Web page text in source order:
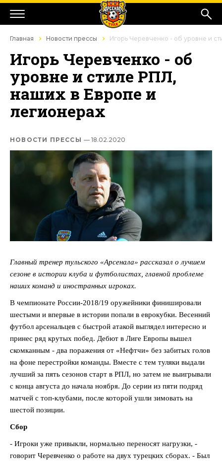
Главная Новости прессы Игорь Черевченко - об уровне и
Игорь Черевченко - об
уровне и стиле РПЛ,
наших в Европе и
легионерах
НОВОСТИ ПРЕССЫ — 18.02.2020
Главный тренер тульского «Арсенала» рассказал о лучшем
сезоне в истории клуба и футболистах, главной проблеме
наших команд и иностранных игроках.
В чемпионате России-2018/19 оружейники финишировали
шестыми и впервые в истории попали в еврокубки. Весенний
футбол арсенальцев с быстрой атакой выглядел интересно и
принес ряд крутых побед. Дебют в Лиге Европы вышел
скомканным - два поражения от «Нефтчи» без забитых голов
на фоне перестройки команды. Вместе с тем туляки выдали
лучший за пять сезонов старт в РПЛ, но затем не выигрывали
с конца августа до начала ноября. До серии из пяти подряд
матчей с топ-клубами, после которой ушли зимовать на
шестой позиции.
Сбор
- Игроки уже привыкли, нормально переносят нагрузки, -
говорит Черевченко о работе на двух турецких сборах. - Был